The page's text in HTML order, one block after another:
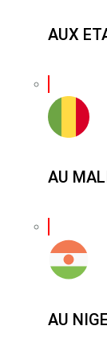
AUX
AU MALI
AU